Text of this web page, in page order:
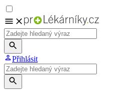
Přihlásit